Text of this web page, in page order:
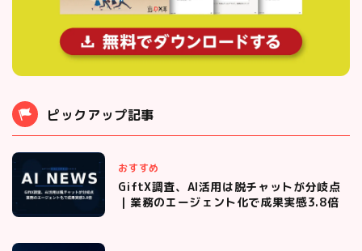
ピックアップ記事
おすすめ
GiftX調査、AI活用は脱チャットが分岐点
｜業務のエージェント化で成果実感3.8倍